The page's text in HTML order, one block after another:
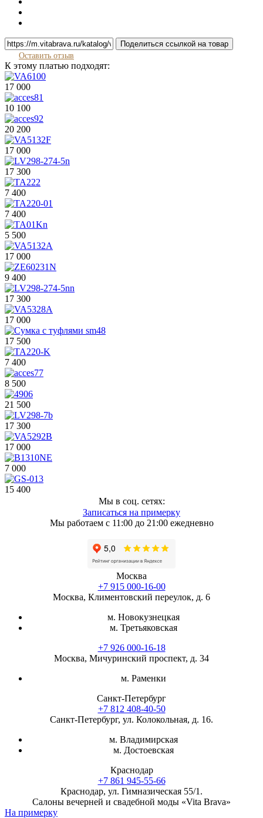
Поделиться ссылкой на товар
Оставить отзыв
К этому платью подходят:
17 000
10 100
20 200
17 000
17 300
7 400
7 400
5 500
17 000
9 400
17 300
17 000
17 500
7 400
8 500
21 500
17 300
17 000
7 000
15 400
Мы в соц. сетях:
Записаться на примерку
Мы работаем с 11:00 до 21:00 ежедневно
Москва
+7 915 000-16-00
Москва, Климентовский переулок, д. 6
м. Новокузнецкая
м. Третьяковская
+7 926 000-16-18
Москва, Мичуринский проспект, д. 34
м. Раменки
Санкт-Петербург
+7 812 408-40-50
Санкт-Петербург, ул. Колокольная, д. 16.
м. Владимирская
м. Достоевская
Краснодар
+7 861 945-55-66
Краснодар, ул. Гимназическая 55/1.
Салоны вечерней и свадебной моды «Vita Brava»
На примерку